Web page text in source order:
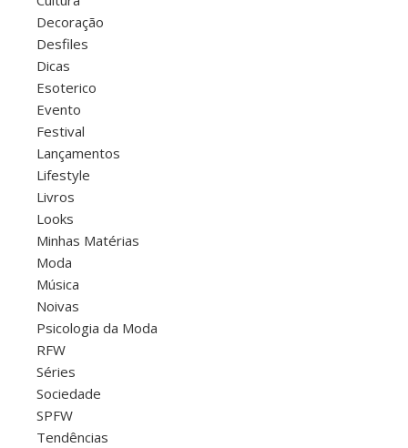
Decoração
Desfiles
Dicas
Esoterico
Evento
Festival
Lançamentos
Lifestyle
Livros
Looks
Minhas Matérias
Moda
Música
Noivas
Psicologia da Moda
RFW
Séries
Sociedade
SPFW
Tendências